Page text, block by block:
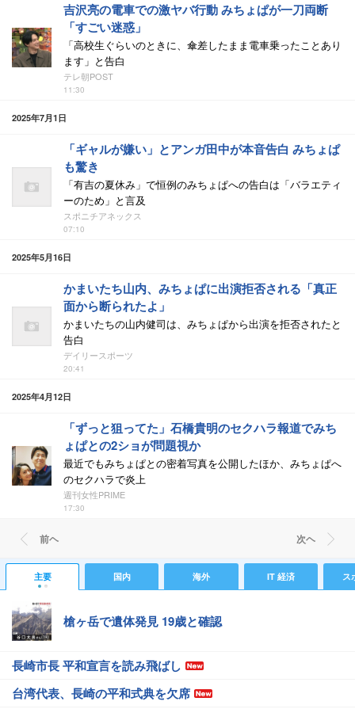
吉沢亮の電車での激ヤバ行動 みちょぱが一刀両断
「すごい迷惑」
「高校生ぐらいのときに、傘差したまま電車乗ったことあり
ます」と告白
テレ朝POST
11:30
2025年7月1日
「ギャルが嫌い」とアンガ田中が本音告白 みちょぱ
も驚き
「有吉の夏休み」で恒例のみちょぱへの告白は「バラエティ
ーのため」と言及
スポニチアネックス
07:10
2025年5月16日
かまいたち山内、みちょぱに出演拒否される「真正
面から断られたよ」
かまいたちの山内健司は、みちょぱから出演を拒否されたと
告白
デイリースポーツ
20:41
2025年4月12日
「ずっと狙ってた」石橋貴明のセクハラ報道でみち
ょぱとの2ショが問題視か
最近でもみちょぱとの密着写真を公開したほか、みちょぱへ
のセクハラで炎上
週刊女性PRIME
17:30
前ヘ 次ヘ
主要 国内 海外 IT 経済 ス
槍ヶ岳で遺体発見 19歳と確認
長崎市長 平和宣言を読み飛ばし
台湾代表、長崎の平和式典を欠席